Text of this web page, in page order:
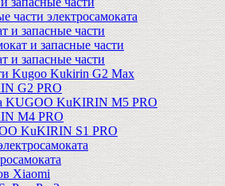
части электросамоката
и запасные части
и запасные части
и запасные части
Kugoo Kukirin G2 Max
G2 PRO
KUGOO KuKIRIN M5 PRO
M4 PRO
KuKIRIN S1 PRO
Xiaomi